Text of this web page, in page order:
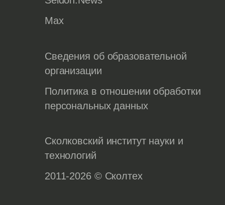
Max
Сведения об образовательной
организации
Политика в отношении обработки
персональных данных
Сколковский институт науки и
технологий
2011-2026 © Сколтех